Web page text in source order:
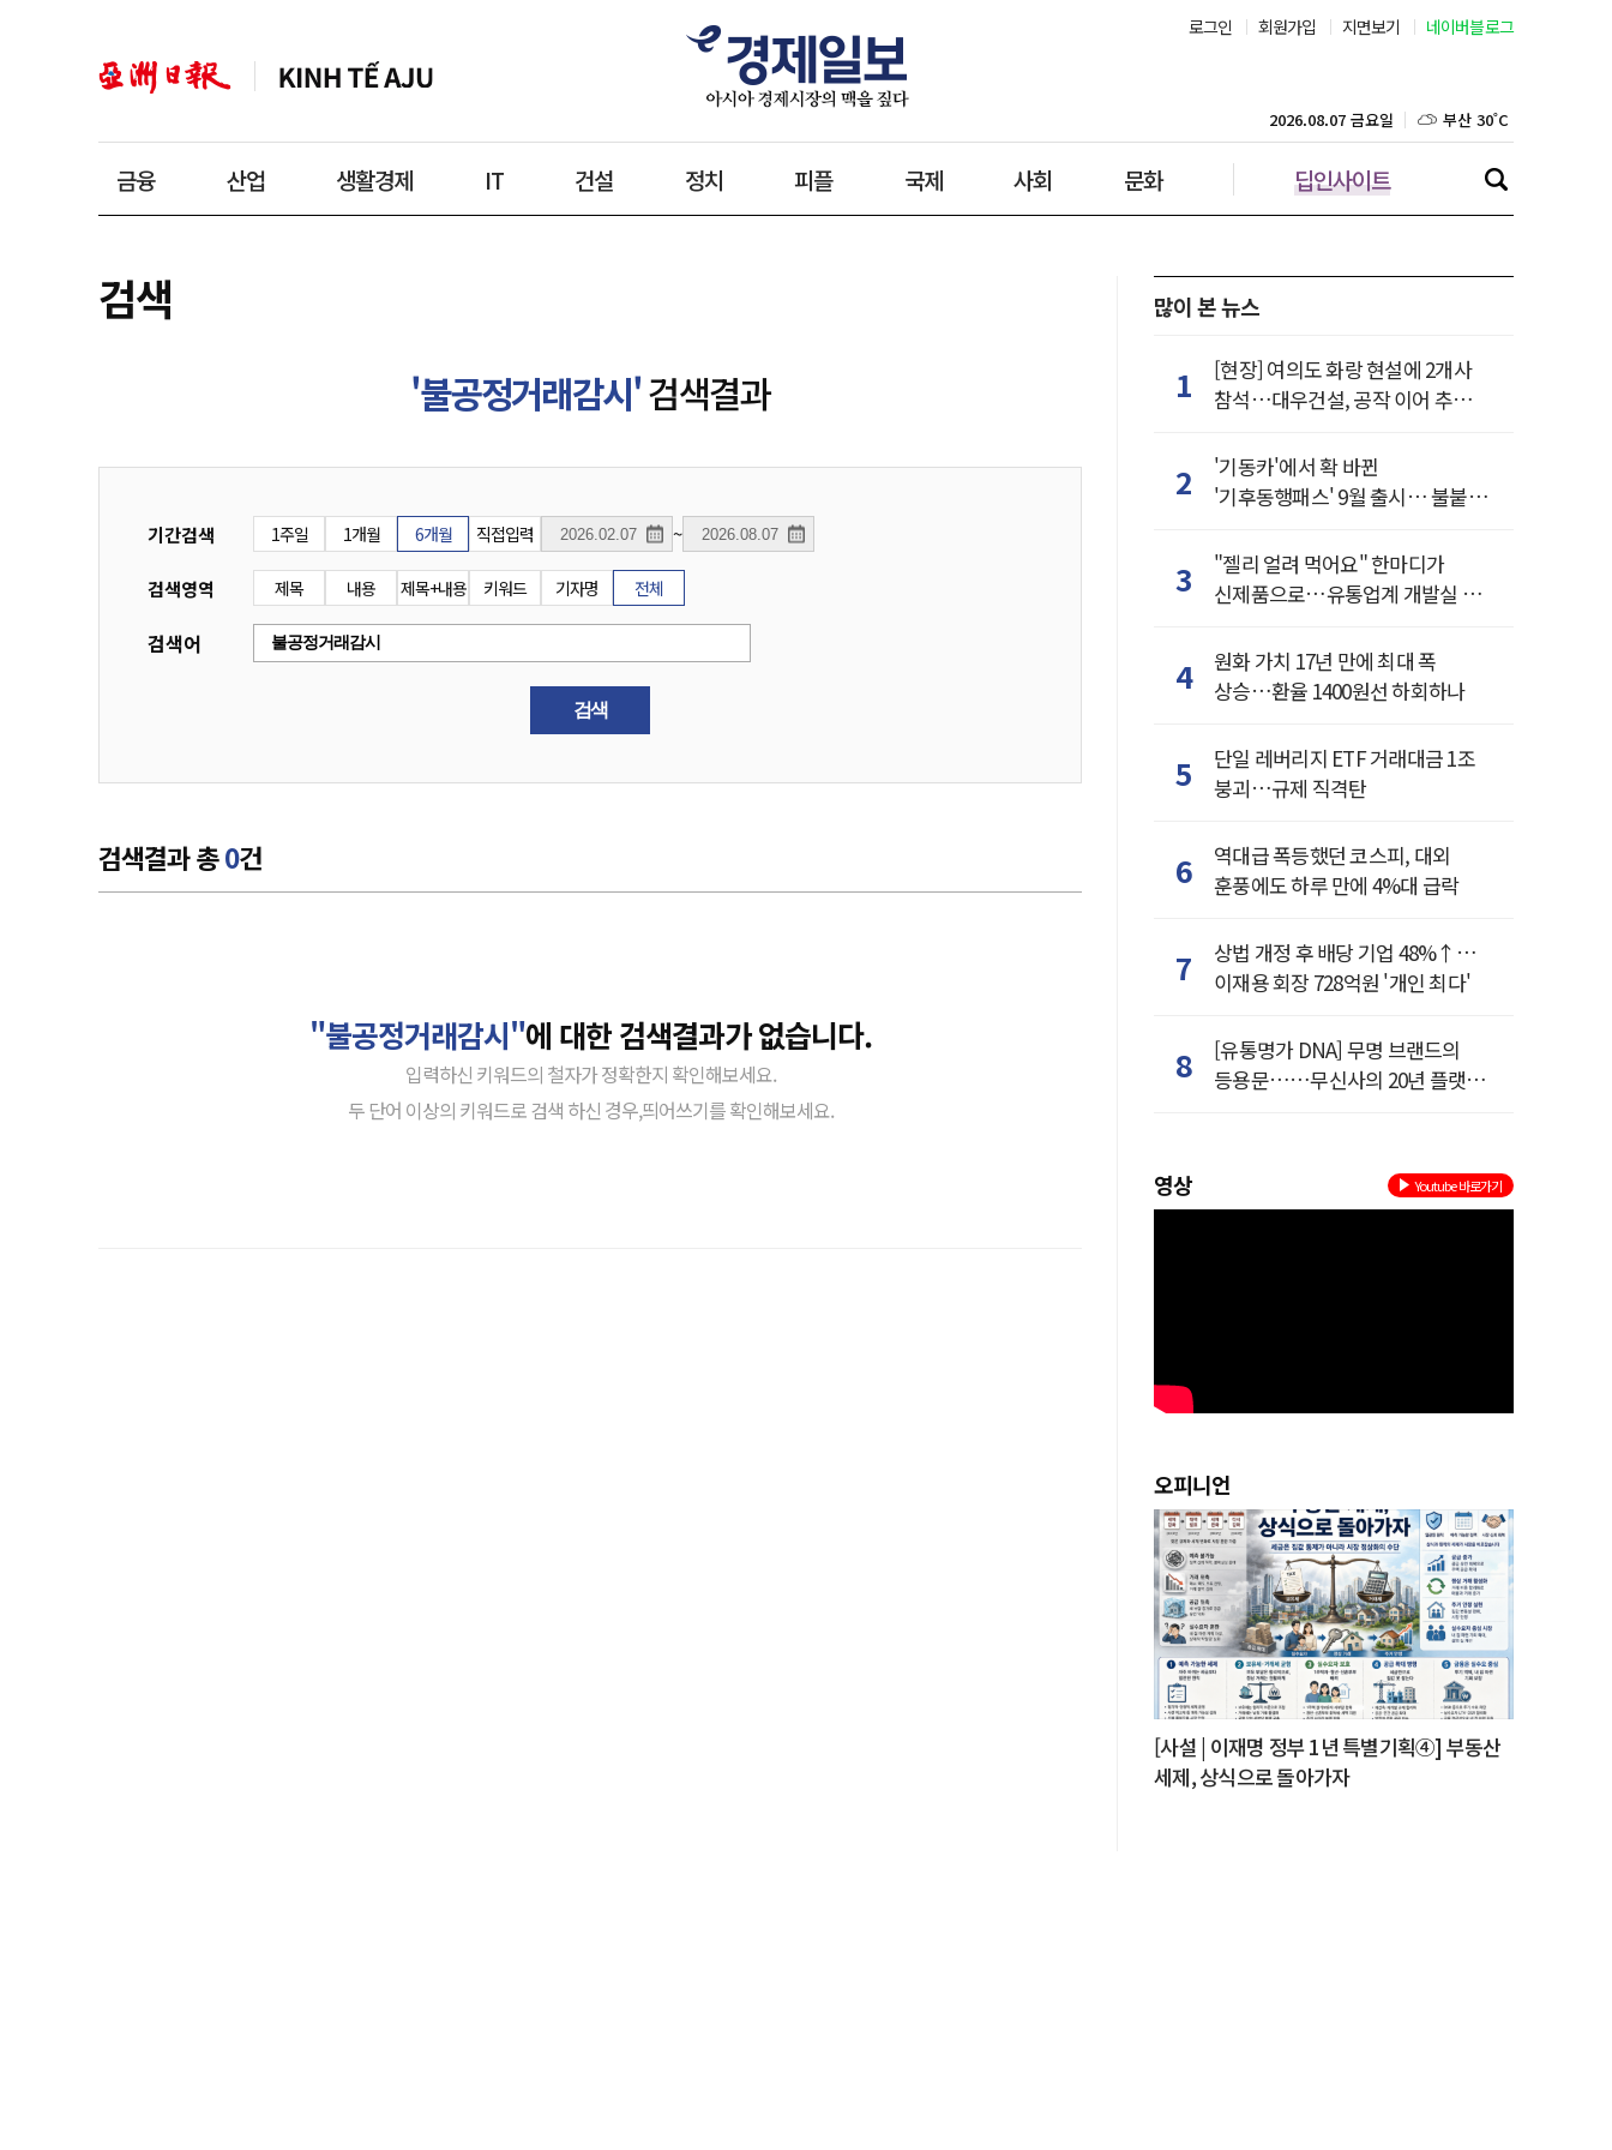
로그인 회원가입 지면보기 네이버블로그
금융 산업 생활경제 IT 건설 정치 피플 국제 사회 문화 딥인사이트
2026.08.07 금요일 대구 35˚C
인천 32˚C
울산 31˚C
제주 31˚C
검색
'불공정거래감시'검색결과
기간검색 1주일 1개월 6개월 직접입력 ~
검색영역 제목 내용 제목+내용 키워드 기자명 전체
검색어
검색
검색결과 총0건
"불공정거래감시"에 대한 검색결과가 없습니다.
입력하신 키워드의 철자가 정확한지 확인해보세요.
두 단어 이상의 키워드로 검색 하신 경우,띄어쓰기를 확인해보세요.
많이 본 뉴스
1
[현장] 여의도 화랑 현설에 2개사
참석…대우건설, 공작 이어 추가
2
'기동카'에서 확 바뀐
'기후동행패스' 9월 출시… 불붙은
3
"젤리 얼려 먹어요" 한마디가
신제품으로…유통업계 개발실 된
4
원화 가치 17년 만에 최대 폭
상승…환율 1400원선 하회하나
5
단일 레버리지 ETF 거래대금 1조
붕괴…규제 직격탄
6
역대급 폭등했던 코스피, 대외
훈풍에도 하루 만에 4%대 급락
7
상법 개정 후 배당 기업 48%↑…
이재용 회장 728억원 '개인 최다'
8
[유통명가 DNA] 무명 브랜드의
등용문……무신사의 20년 플랫폼
영상 Youtube 바로가기
오피니언
[사설 | 이재명 정부 1년 특별기획④] 부동산
세제, 상식으로 돌아가자